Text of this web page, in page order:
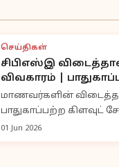
செய்திகள்
சிபிஎஸ்இ
விவகாரம் |
குறைபாட்டை
நிர்வாகம்
மாணவர்களின்
பாதுகாப்பற்ற கிளவுட்
01 Jun 2026